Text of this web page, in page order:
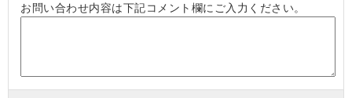
お問い合わせ内容は下記コメント欄にご入力ください。